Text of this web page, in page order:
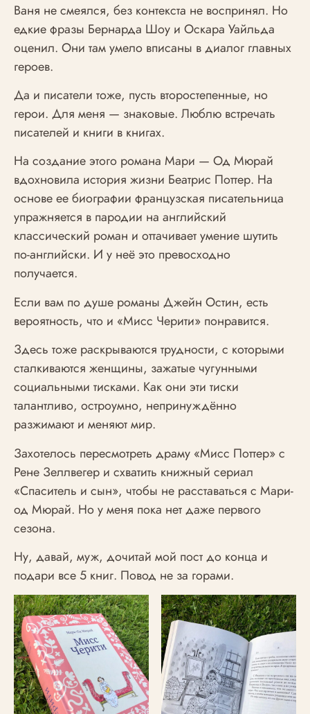
Ваня не смеялся, без контекста не воспринял. Но
едкие фразы Бернарда Шоу и Оскара Уайльда
оценил. Они там умело вписаны в диалог главных
героев.
Да и писатели тоже, пусть второстепенные, но
герои. Для меня — знаковые. Люблю встречать
писателей и книги в книгах.
На создание этого романа Мари — Од Мюрай
вдохновила история жизни Беатрис Поттер. На
основе ее биографии французская писательница
упражняется в пародии на английский
классический роман и оттачивает умение шутить
по-английски. И у неё это превосходно
получается.
Если вам по душе романы Джейн Остин, есть
вероятность, что и «Мисс Черити» понравится.
Здесь тоже раскрываются трудности, с которыми
сталкиваются женщины, зажатые чугунными
социальными тисками. Как они эти тиски
талантливо, остроумно, непринуждённо
разжимают и меняют мир.
Захотелось пересмотреть драму «Мисс Поттер» с
Рене Зеллвегер и схватить книжный сериал
«Спаситель и сын», чтобы не расставаться с Мари-
од Мюрай. Но у меня пока нет даже первого
сезона.
Ну, давай, муж, дочитай мой пост до конца и
подари все 5 книг. Повод не за горами.